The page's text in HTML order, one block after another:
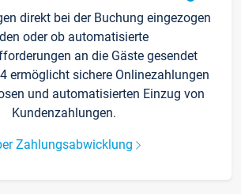
direkt bei der Buchung eingezogen
oder ob automatisierte
an die Gäste gesendet
ermöglicht sichere Onlinezahlungen
und automatisierten Einzug von
Kundenzahlungen.
Zahlungsabwicklung